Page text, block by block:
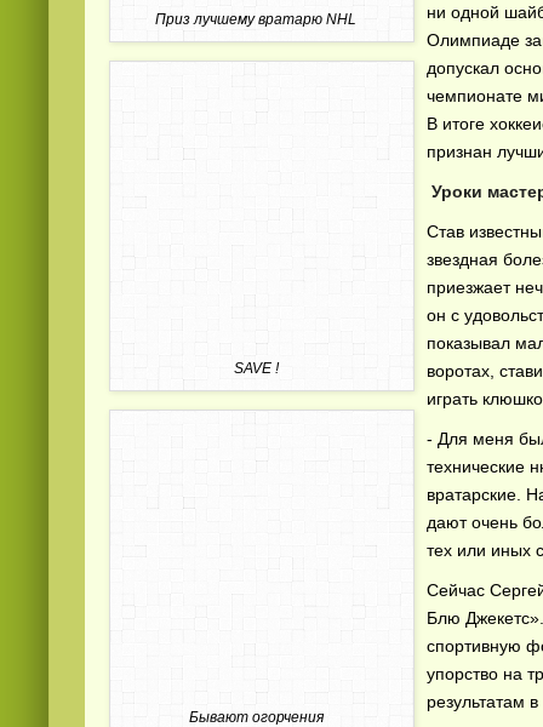
Приз лучшему вратарю NHL
SAVE !
Бывают огорчения
ни одной
Олимпиаде
допускал
чемпионате
В итоге
признан
Уроки
Став
звездная
приезжает
он с
показывал
воротах,
играть
- Для меня
технические
вратарские.
дают очень
тех или иных
Сейчас
Блю
спортивную
упорство на
результатам в